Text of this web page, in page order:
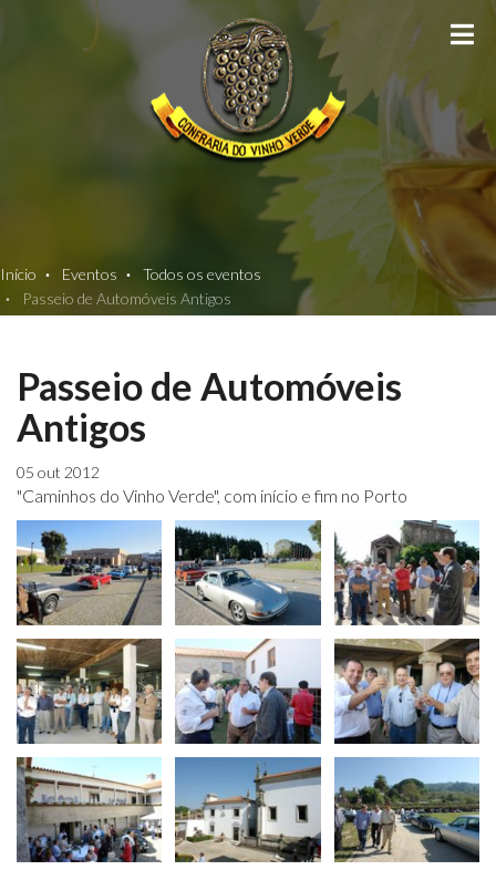
Início Eventos
Todos os eventos
Passeio de Automóveis Antigos
Passeio de Automóveis
Antigos
05 out 2012
"Caminhos do Vinho Verde", com início e fim no Porto